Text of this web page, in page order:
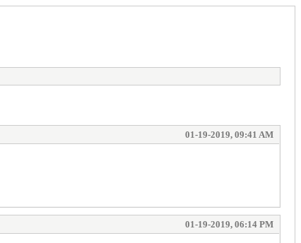
01-19-2019, 09:41 AM
01-19-2019, 06:14 PM